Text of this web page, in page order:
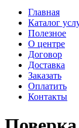
Главная
Каталог
Полезное
О центре
Договор
Доставка
Заказать
Оплатить
Контакты